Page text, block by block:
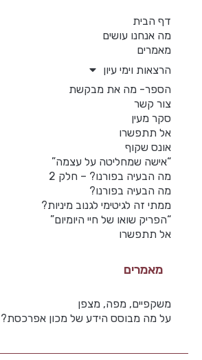
דף הבית
מה אנחנו עושים
מאמרים
הרצאות וימי עיון
הספר- מה את מבקשת
צור קשר
סקר מעין
אל תתפשרו
אונס שקוף
“אישה שמחליטה על עצמה”
מה הבעיה בפורנו? – חלק 2
מה הבעיה בפורנו?
ממתי זה לגיטימי לגנוב מיניות?
“הפריק שואו של חיי היומיום”
אל תתפשרו
מאמרים
משקפיים, מפה, מצפן
על מה מבוסס הידע של מכון אפרכסת?